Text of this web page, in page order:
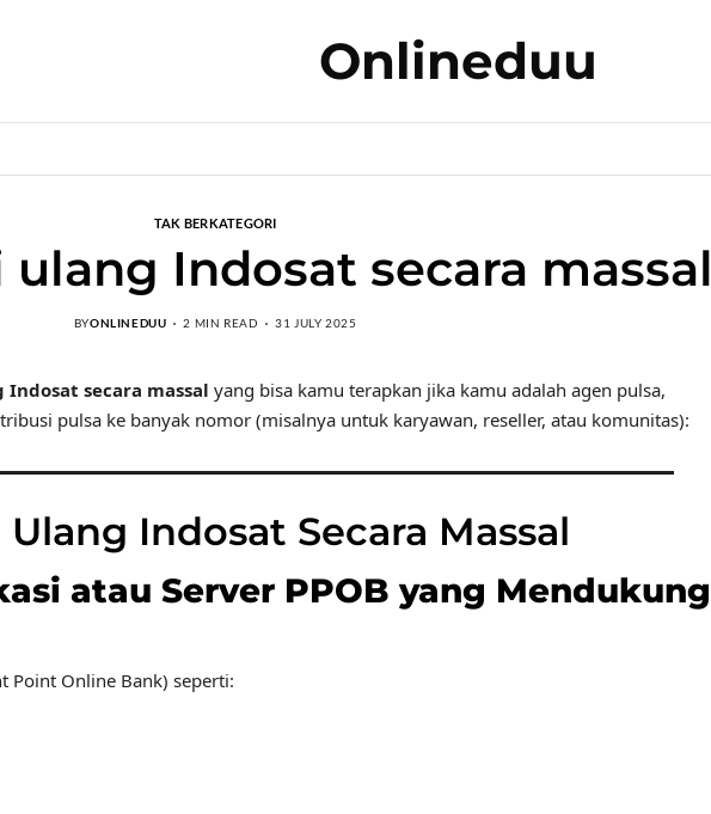
Onlineduu
TAK BERKATEGORI
ulang Indosat secara massal
BYONLINEDUU 2 MIN READ 31 JULY 2025
secara massal yang bisa kamu terapkan jika kamu adalah agen pulsa,
pulsa ke banyak nomor (misalnya untuk karyawan, reseller, atau komunitas):
Indosat Secara Massal
atau Server PPOB yang Mendukung
Point Online Bank) seperti: